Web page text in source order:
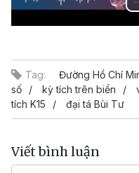
Tag: Đường Hồ Chí
số
kỳ tích trên biển
tích K15
đại tá Bùi Tư
Viết bình luận